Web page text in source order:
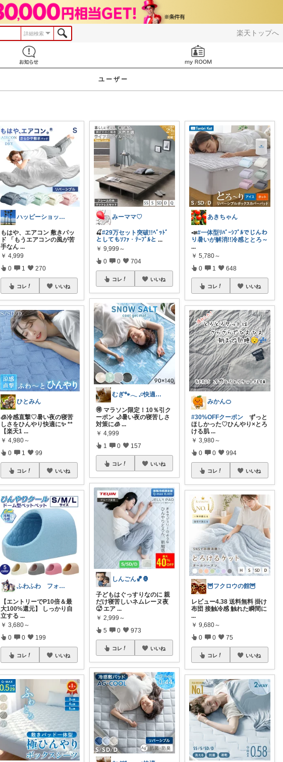
楽天トップへ
詳細検索
ユーザー
ハッピーショッパー77
もはや、エアコン 敷きパッ
ド 「もうエアコンの風が苦
手なん ...
￥ 4,999
0 1 270
コレ いいね
ひとみん
🧊冷感直撃♡暑い夜の寝苦
しさをひんやり快適に✨ **
【楽天1 ...
￥ 4,980～
0 1 99
コレ いいね
ふわふわ フォローいいねありがとう😊
【エントリーでP10倍＆最
大100%還元】 しっかり自
立する ...
￥ 3,680～
0 0 199
コレ いいね
みーママ♡
🍒#29万セット突破!!ﾍﾞｯﾄﾞ
としてもｿﾌｧ・ﾃｰﾌﾞﾙと ...
￥ 9,999～
0 0 704
コレ いいね
むぎ🐾‪𓂃 𓈒𓏸快適な寝具紹介
🉐 マラソン限定！10％引ク
ーポン 🌙暑い夜の寝苦しさ
対策に🧊 ...
￥ 4,999
1 0 157
コレ いいね
しんごん🏀🦍
子どもはぐっすりなのに 親
だけ寝苦しいネムレーヌ夜
🥵 エア ...
￥ 2,999～
5 0 973
コレ いいね
あきちゃん
📣#一体型ﾘﾊﾞｰｼﾌﾞﾙでじんわ
り暑いが解消!!冷感ととろ～
...
￥ 5,780～
0 1 648
コレ いいね
みかん🍊
#30%OFFクーポン ずっと
ほしかった♡ひんやり×とろ
ける肌 ...
￥ 3,980～
0 0 994
コレ いいね
🦉フクロウの館🦉
レビュー4.38 送料無料 掛け
布団 接触冷感 触れた瞬間に
...
￥ 9,680～
0 0 75
コレ いいね